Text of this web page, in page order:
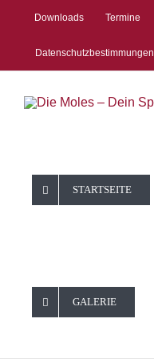
springen
Downloads Termine
Datenschutzbestimmungen
STARTSEITE
GALERIE